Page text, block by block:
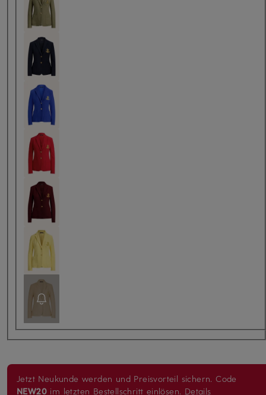
Jetzt Neukunde werden und Preisvorteil sichern. Code
NEW20 im letzten Bestellschritt einlösen. Details